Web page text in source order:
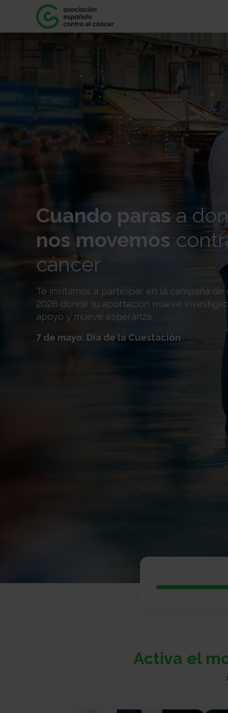
Cuando paras a
nos movemos
cáncer
Te invitamos a participar en la campaña de
2026 donde tu aportación mueve
apoyo y mueve esperanza.
7 de mayo. Día de la Cuestación
Activa el